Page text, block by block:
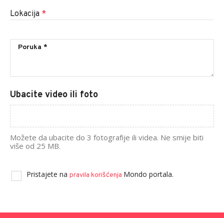
Lokacija *
Ubacite video ili foto
Možete da ubacite do 3 fotografije ili videa. Ne smije biti
više od 25 MB.
Pristajete na pravila korišćenja Mondo portala.